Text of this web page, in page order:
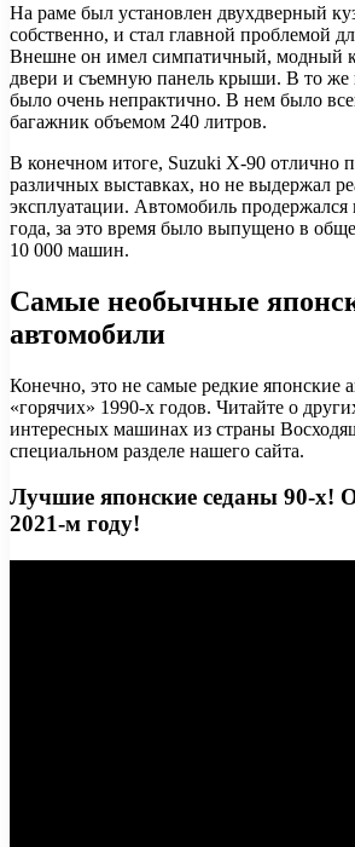
На раме был установлен двухдверный
собственно, и стал главной проблемой
Внешне он имел симпатичный, модный
двери и съемную панель крыши. В то же
было очень непрактично. В нем было
багажник объемом 240 литров.
В конечном итоге, Suzuki X-90 отлично
различных выставках, но не выдержал
эксплуатации. Автомобиль продержался
года, за это время было выпущено в
10 000 машин.
Самые необычные
автомобили
Конечно, это не самые редкие японские
«горячих» 1990-х годов. Читайте о
интересных машинах из страны
специальном разделе нашего сайта.
Лучшие японские седаны 90-х!
2021-м году!